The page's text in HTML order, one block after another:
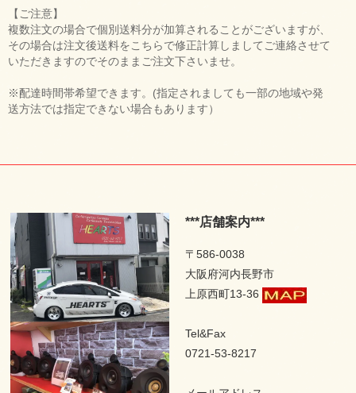
【ご注意】
複数注文の場合で個別送料分が加算されることがございますが、
その場合は注文後送料をこちらで修正計算しましてご連絡させて
いただきますのでそのままご注文下さいませ。
※配達時間帯希望できます。(指定されましても一部の地域や発
送方法では指定できない場合もあります）
***店舗案内***
〒586-0038
大阪府河内長野市
上原西町13-36
Tel&Fax
0721-53-8217